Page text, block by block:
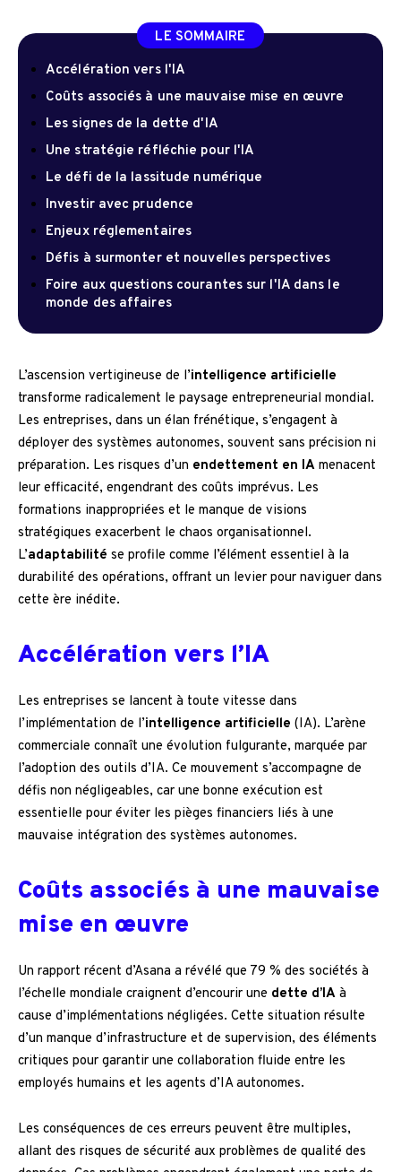
LE SOMMAIRE
Accélération vers l'IA
Coûts associés à une mauvaise mise en œuvre
Les signes de la dette d'IA
Une stratégie réfléchie pour l'IA
Le défi de la lassitude numérique
Investir avec prudence
Enjeux réglementaires
Défis à surmonter et nouvelles perspectives
Foire aux questions courantes sur l'IA dans le
monde des affaires
L’ascension vertigineuse de l’intelligence artificielle
transforme radicalement le paysage entrepreneurial mondial.
Les entreprises, dans un élan frénétique, s’engagent à
déployer des systèmes autonomes, souvent sans précision ni
préparation. Les risques d’un endettement en IA menacent
leur efficacité, engendrant des coûts imprévus. Les
formations inappropriées et le manque de visions
stratégiques exacerbent le chaos organisationnel.
L’adaptabilité se profile comme l’élément essentiel à la
durabilité des opérations, offrant un levier pour naviguer dans
cette ère inédite.
Accélération vers l’IA
Les entreprises se lancent à toute vitesse dans
l’implémentation de l’intelligence artificielle (IA). L’arène
commerciale connaît une évolution fulgurante, marquée par
l’adoption des outils d’IA. Ce mouvement s’accompagne de
défis non négligeables, car une bonne exécution est
essentielle pour éviter les pièges financiers liés à une
mauvaise intégration des systèmes autonomes.
Coûts associés à une mauvaise
mise en œuvre
Un rapport récent d’Asana a révélé que 79 % des sociétés à
l’échelle mondiale craignent d’encourir une dette d’IA à
cause d’implémentations négligées. Cette situation résulte
d’un manque d’infrastructure et de supervision, des éléments
critiques pour garantir une collaboration fluide entre les
employés humains et les agents d’IA autonomes.
Les conséquences de ces erreurs peuvent être multiples,
allant des risques de sécurité aux problèmes de qualité des